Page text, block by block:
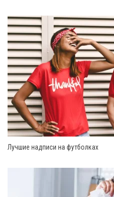
Лучшие надписи на футболках